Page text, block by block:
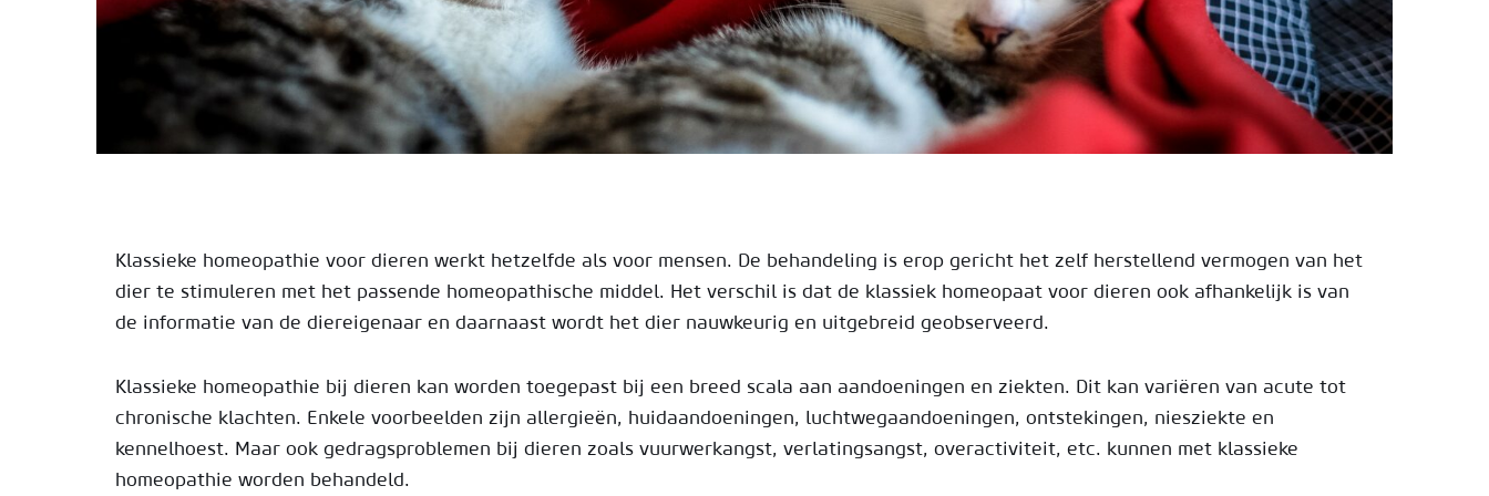
Klassieke homeopathie voor dieren werkt hetzelfde als voor mensen. De behandeling is erop gericht het zelf herstellend vermogen van het
dier te stimuleren met het passende homeopathische middel. Het verschil is dat de klassiek homeopaat voor dieren ook afhankelijk is van
de informatie van de diereigenaar en daarnaast wordt het dier nauwkeurig en uitgebreid geobserveerd.
Klassieke homeopathie bij dieren kan worden toegepast bij een breed scala aan aandoeningen en ziekten. Dit kan variëren van acute tot
chronische klachten. Enkele voorbeelden zijn allergieën, huidaandoeningen, luchtwegaandoeningen, ontstekingen, niesziekte en
kennelhoest. Maar ook gedragsproblemen bij dieren zoals vuurwerkangst, verlatingsangst, overactiviteit, etc. kunnen met klassieke
homeopathie worden behandeld.